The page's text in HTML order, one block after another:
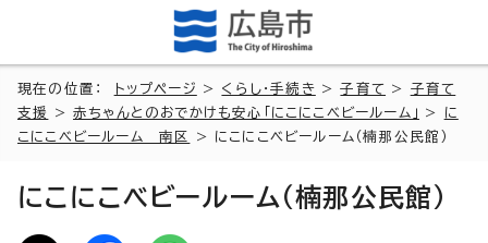
現在の位置： トップページ > くらし・手続き >子育て > 子育て
支援
>赤ちゃんとのおでかけも安心「にこにこベビールーム」 >
に
こにこベビールーム 南区
> にこにこベビールーム（楠那公民館）
にこにこベビールーム（楠那公民館）